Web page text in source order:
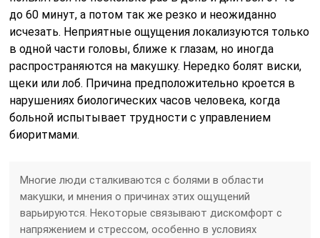
до 60 минут, а потом так же резко и неожиданно
исчезать. Неприятные ощущения локализуются только
в одной части головы, ближе к глазам, но иногда
распространяются на макушку. Нередко болят виски,
щеки или лоб. Причина предположительно кроется в
нарушениях биологических часов человека, когда
больной испытывает трудности с управлением
биоритмами.
Многие люди сталкиваются с болями в области
макушки, и мнения о причинах этих ощущений
варьируются. Некоторые связывают дискомфорт с
напряжением и стрессом, особенно в условиях